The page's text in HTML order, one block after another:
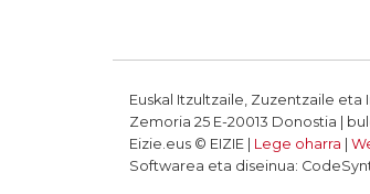
Euskal Itzultzaile, Zuzentzaile
Zemoria 25 E-20013 Donostia |
Eizie.eus © EIZIE | Lege oharra |
Softwarea eta diseinua: